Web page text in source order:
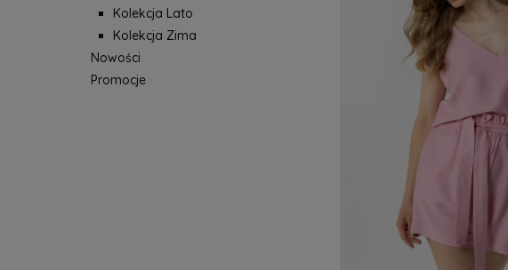
Kolekcja Lato
Kolekcja Zima
Nowości
Promocje